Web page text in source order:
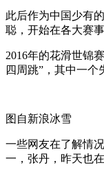
此后作为中国少有
聪，开始在各大赛
2016年的花滑世锦
四周跳”，其中一个
图自新浪冰雪
一些网友在了解情
一，张丹，昨天也